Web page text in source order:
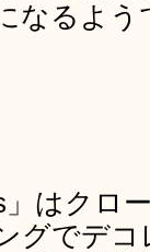
なるよう
はクロ
グでデ